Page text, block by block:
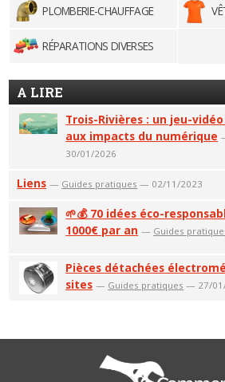
PLOMBERIE-CHAUFFAGE
RÉPARATIONS DIVERSES
A LIRE
Trois-Rivières : un jeu-
aux impacts du numérique
30/01/2026
Liens — Guides pratiques — 02/11/2023
🌱💰 70 idées éco-
1000€ par an — Guides
Pièces détachées
sites — Guides pratiques — 27/